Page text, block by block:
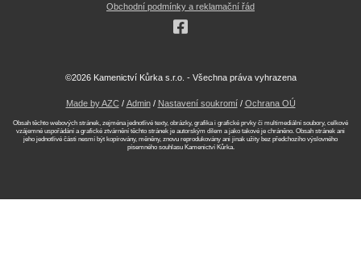
Obchodní podmínky a reklamační řád
©2026 Kamenictví Kůrka s.r.o. - Všechna práva vyhrazena
Made by AZC/ Admin/ Nastavení soukromí/ Ochrana OÚ
Obsah těchto webových stránek, zejména jednotlivé texty, obrázky, grafika i grafické prvky či multimediální soubory, celkové
vzájemné uspořádání a grafické ztvárnění těchto stránek je autorským dílem a jako takové je chráněno. Obsah stránek ani
jeho jednotlivé části nesmí být kopírovány, měněny, znovu reprodukovány ani jinak užity bez předchozího výslovného
písemného souhlasu Kamenictví Kůrka.